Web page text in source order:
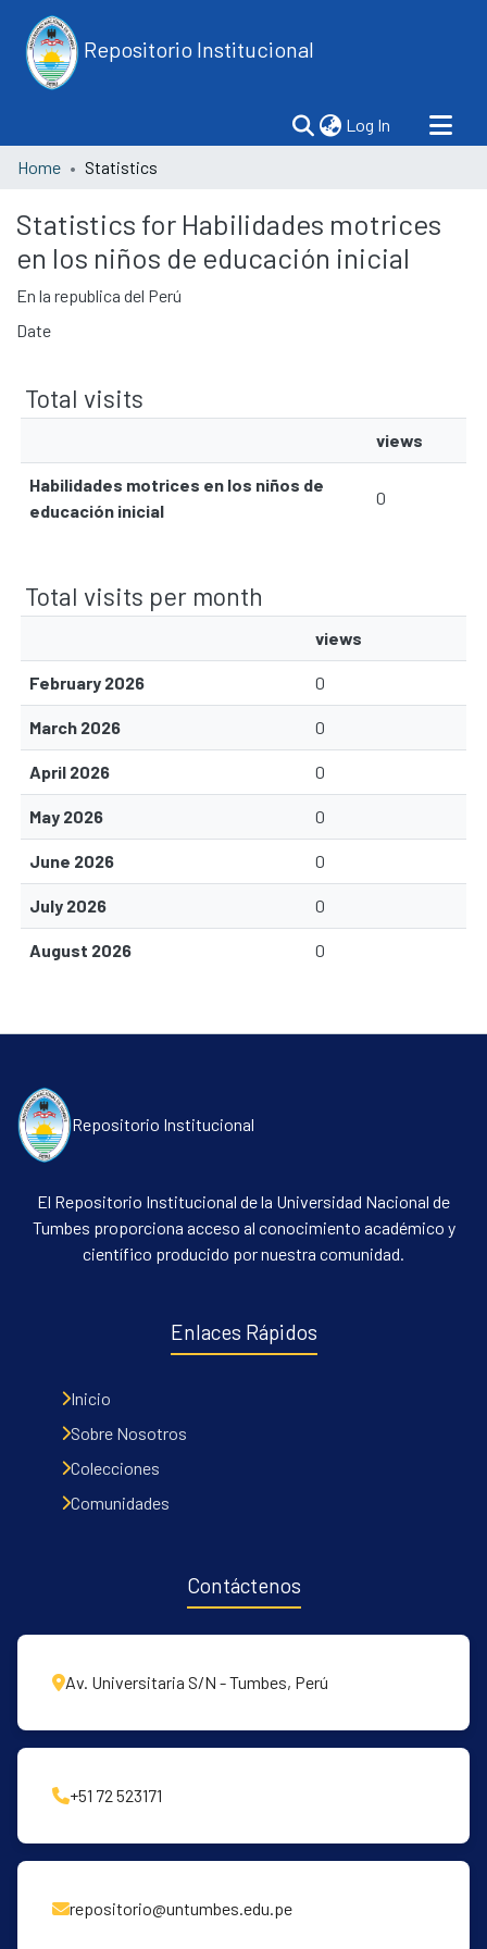
Repositorio Institucional
Log In (current)
Communities & Collections
All of DSpace
Home Statistics
Statistics for Habilidades motrices
en los niños de educación inicial
En la republica del Perú
Date
Total visits
views
Habilidades motrices en los niños de
educación inicial
0
Total visits per month
views
February 2026 0
March 2026 0
April 2026 0
May 2026 0
June 2026 0
July 2026 0
August 2026 0
Repositorio Institucional
El Repositorio Institucional de la Universidad Nacional de
Tumbes proporciona acceso al conocimiento académico y
científico producido por nuestra comunidad.
Enlaces Rápidos
Inicio
Sobre Nosotros
Colecciones
Comunidades
Contáctenos
Av. Universitaria S/N - Tumbes, Perú
+51 72 523171
repositorio@untumbes.edu.pe